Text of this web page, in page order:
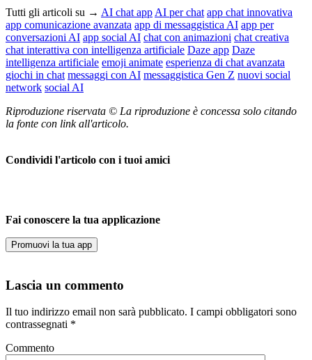
Tutti gli articoli su → AI chat app AI per chat app chat innovativa
app comunicazione avanzata app di messaggistica AI app per
conversazioni AI app social AI chat con animazioni chat creativa
chat interattiva con intelligenza artificiale Daze app Daze
intelligenza artificiale emoji animate esperienza di chat avanzata
giochi in chat messaggi con AI messaggistica Gen Z nuovi social
network social AI
Riproduzione riservata © La riproduzione è concessa solo citando
la fonte con link all'articolo.
Condividi l'articolo con i tuoi amici
Fai conoscere la tua applicazione
Promuovi la tua app
Lascia un commento
Il tuo indirizzo email non sarà pubblicato. I campi obbligatori sono
contrassegnati *
Commento